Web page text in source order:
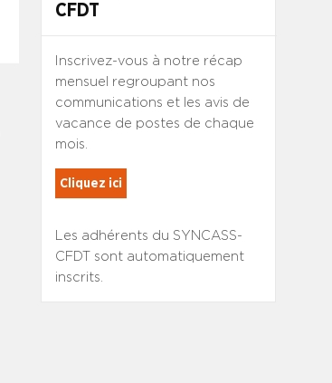
CFDT
Inscrivez-vous à notre récap
mensuel regroupant nos
communications et les avis de
vacance de postes de chaque
mois.
Cliquez ici
Les adhérents du SYNCASS-
CFDT sont automatiquement
inscrits.